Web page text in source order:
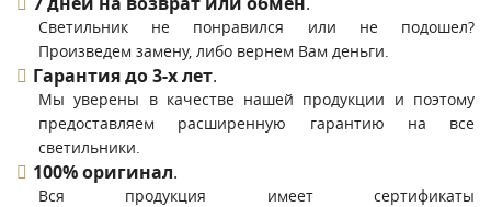
Светильник не понравился или не подошел?
Произведем замену, либо вернем Вам деньги.
Гарантия до 3-х лет.
Мы уверены в качестве нашей продукции и поэтому
предоставляем расширенную гарантию на все
светильники.
100% оригинал.
Вся продукция имеет сертификаты